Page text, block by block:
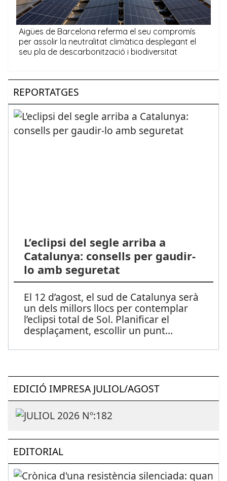
REPORTATGES
L’eclipsi del segle arriba a
Catalunya: consells per gaudir-
lo amb seguretat
El 12 d’agost, el sud de Catalunya serà
un dels millors llocs per contemplar
l’eclipsi total de Sol. Planificar el
desplaçament, escollir un punt...
EDICIÓ IMPRESA JULIOL/AGOST
EDITORIAL